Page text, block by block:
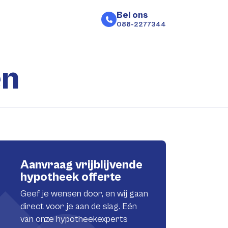
Bel ons
088-2277344
Aanvraag vrijblijvende
hypotheek offerte
Geef je wensen door, en wij gaan
direct voor je aan de slag. Eén
van onze hypotheekexperts